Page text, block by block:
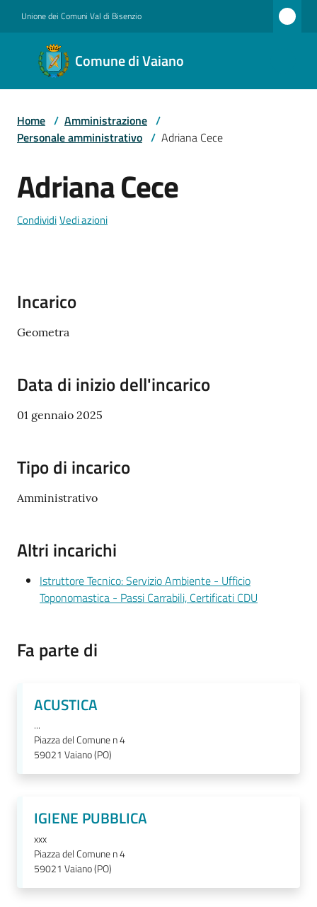
Unione dei Comuni Val di Bisenzio
Comune di Vaiano
Comune
di
Vaiano
e
Argomenti
su
Home / Amministrazione /
Personale amministrativo / Adriana Cece
Salta al contenuto
Adriana Cece
CondividiVedi azioni
Incarico
Geometra
Data di inizio dell'incarico
01 gennaio 2025
Tipo di incarico
Amministrativo
Altri incarichi
Istruttore Tecnico: Servizio Ambiente - Ufficio
Toponomastica - Passi Carrabili, Certificati CDU
Fa parte di
ACUSTICA
...
Piazza del Comune n 4
59021 Vaiano (PO)
IGIENE PUBBLICA
xxx
Piazza del Comune n 4
59021 Vaiano (PO)